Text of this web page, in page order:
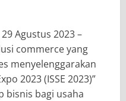
Agustus 2023 –
commerce yang
menyelenggarakan
2023 (ISSE 2023)”
bisnis bagi usaha